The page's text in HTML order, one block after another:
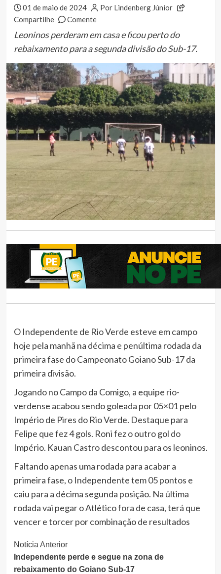
01 de maio de 2024
Por Lindenberg Júnior
Compartilhe
Comente
Leoninos perderam em casa e ficou perto do
rebaixamento para a segunda divisão do Sub-17.
O Independente de Rio Verde esteve em campo
hoje pela manhã na décima e penúltima rodada da
primeira fase do Campeonato Goiano Sub-17 da
primeira divisão.
Jogando no Campo da Comigo, a equipe rio-
verdense acabou sendo goleada por 05×01 pelo
Império de Pires do Rio Verde. Destaque para
Felipe que fez 4 gols. Roni fez o outro gol do
Império. Kauan Castro descontou para os leoninos.
Faltando apenas uma rodada para acabar a
primeira fase, o Independente tem 05 pontos e
caiu para a décima segunda posição. Na última
rodada vai pegar o Atlético fora de casa, terá que
vencer e torcer por combinação de resultados
Continue
Lendo
Notícia Anterior
Independente perde e segue na zona de
rebaixamento do Goiano Sub-17